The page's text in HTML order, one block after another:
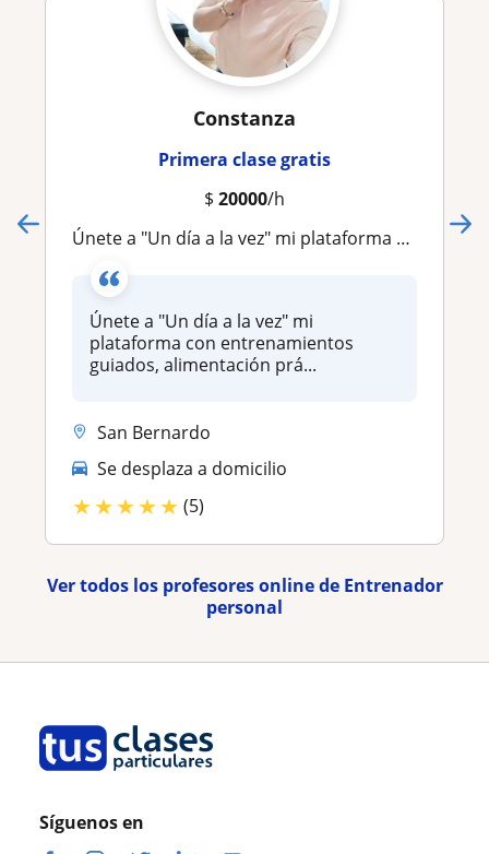
Constanza
Primera clase gratis
$ 20000/h
Únete a "Un día a la vez" mi plataforma con entrenamientos guiados, alimentación práctica, trabajando hábitos, mente y espíritu
Únete a "Un día a la vez" mi
plataforma con entrenamientos
guiados, alimentación prá...
San Bernardo
Se desplaza a domicilio
★★★★★ (5)
Ver todos los profesores online de Entrenador
personal
Síguenos en